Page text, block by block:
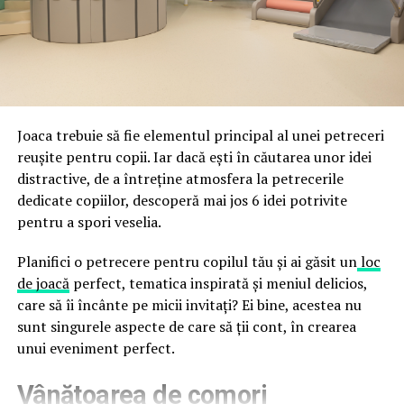
astfel încât confortul și estetica să funcționeze
împreună, nu în tensiune una cu cealaltă, pe toată
durata de viață a amenajării, indiferent de câte sezoane
fraude care exploatează încrederea în brand.
Directoratul Național de Securitate Cibernetică (DNSC)
financiare. Instituția recomandă verificarea atentă a
sursei mesajelor și raportarea incidentelor la numărul
unic 1911.
Campaniile identificate în ultimele săptămâni folosesc
false de streaming, coduri QR malițioase și mesaje care
promit bilete, rambursări, premii sau acces gratuit la
meciuri. FBI a emis în luna mai un avertisment privind
site-urile care clonează platforma oficială prin
modificări minore ale denumirii domeniului, precum
a colecta date personale și bancare.
Joaca trebuie să fie elementul principal al unei petreceri
reușite pentru copii. Iar dacă ești în căutarea unor idei
distractive, de a întreține atmosfera la petrecerile
dedicate copiilor, descoperă mai jos 6 idei potrivite
pentru a spori veselia.
Planifici o petrecere pentru copilul tău și ai găsit unloc
de joacăperfect, tematica inspirată și meniul delicios,
care să îi încânte pe micii invitați? Ei bine, acestea nu
sunt singurele aspecte de care să ții cont, în crearea
unui eveniment perfect.
Vânătoarea de comori